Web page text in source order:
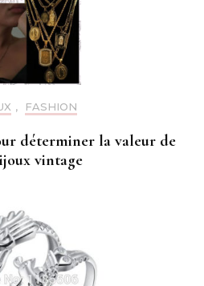
, FASHION
déterminer la valeur de
vintage